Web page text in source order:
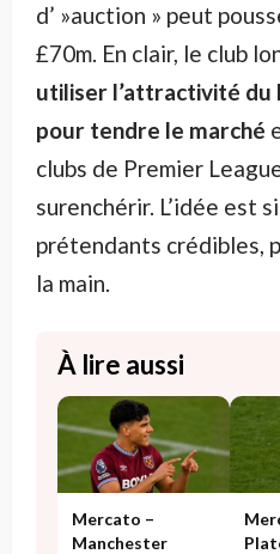
d’ »auction » peut
£70m. En clair, le club
utiliser l’attractivité du
pour tendre le marché
clubs de Premier
surenchérir. L’idée est
prétendants crédibles,
la main.
À lire aussi
Mercato –
Manchester